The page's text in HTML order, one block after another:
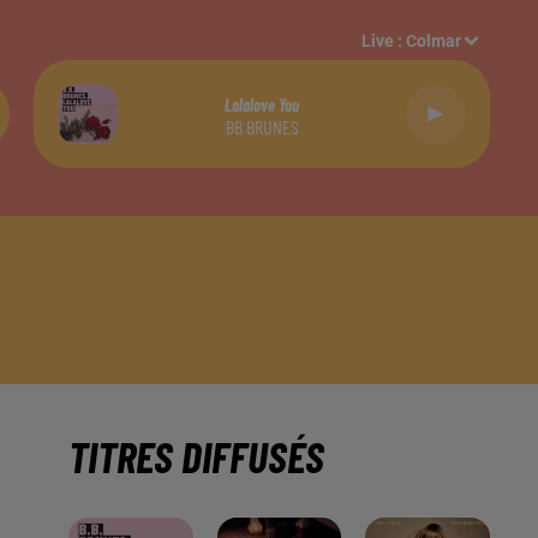
Live :Colmar
Lalalove You
BB BRUNES
TITRES DIFFUSÉS